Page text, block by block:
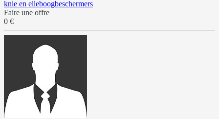
knie en elleboogbeschermers
Faire une offre
0 €